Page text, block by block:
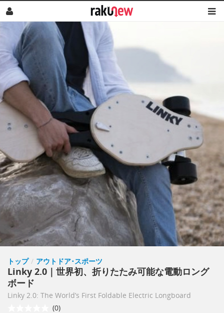
トップ / アウトドア･スポーツ
Linky 2.0｜世界初、折りたたみ可能な電動ロング
ボード
Linky 2.0: The World’s First Foldable Electric Longboard
(0)